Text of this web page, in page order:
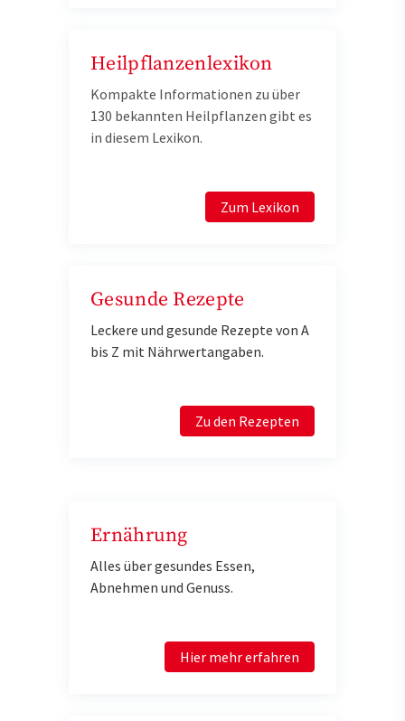
Heilpflanzenlexikon
Kompakte Informationen zu über
130 bekannten Heilpflanzen gibt es
in diesem Lexikon.
Zum Lexikon
Gesunde Rezepte
Leckere und gesunde Rezepte von A
bis Z mit Nährwertangaben.
Zu den Rezepten
Ernährung
Alles über gesundes Essen,
Abnehmen und Genuss.
Hier mehr erfahren